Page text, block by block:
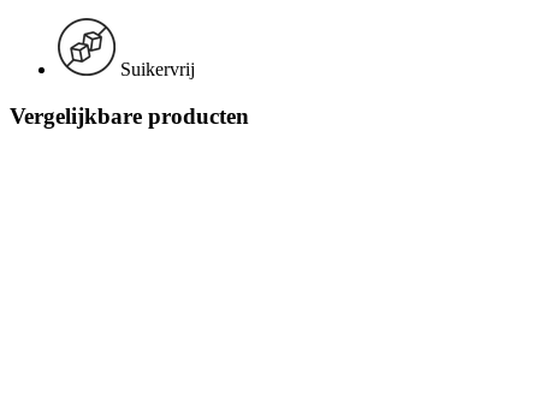
Suikervrij
Vergelijkbare producten